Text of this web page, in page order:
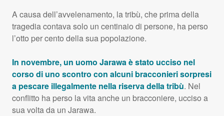
A causa dell’avvelenamento, la tribù, che prima della
tragedia contava solo un centinaio di persone, ha perso
l’otto per cento della sua popolazione.
In novembre, un uomo Jarawa è stato ucciso nel
corso di uno scontro con alcuni bracconieri sorpresi
a pescare illegalmente nella riserva della tribù. Nel
conflitto ha perso la vita anche un bracconiere, ucciso a
sua volta da un Jarawa.